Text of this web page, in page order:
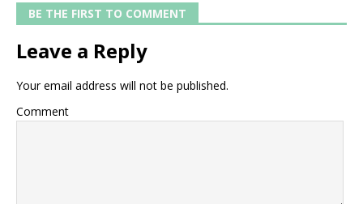
BE THE FIRST TO COMMENT
Leave a Reply
Your email address will not be published.
Comment